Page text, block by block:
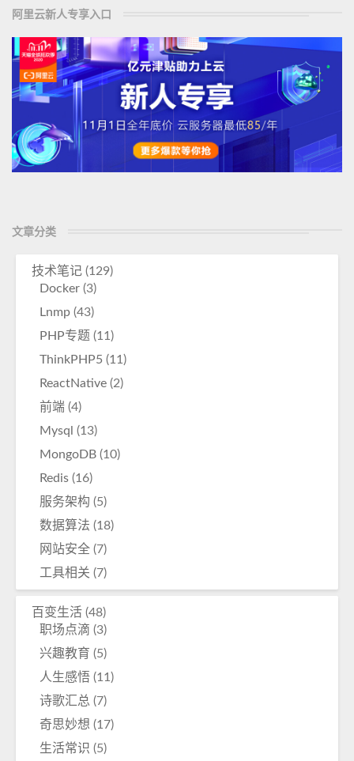
阿里云新人专享入口
文章分类
技术笔记 (129)
Docker (3)
Lnmp (43)
PHP专题 (11)
ThinkPHP5 (11)
ReactNative (2)
前端 (4)
Mysql (13)
MongoDB (10)
Redis (16)
服务架构 (5)
数据算法 (18)
网站安全 (7)
工具相关 (7)
百变生活 (48)
职场点滴 (3)
兴趣教育 (5)
人生感悟 (11)
诗歌汇总 (7)
奇思妙想 (17)
生活常识 (5)